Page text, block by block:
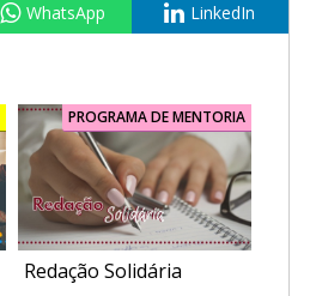
WhatsApp LinkedIn
PROGRAMA DE MENTORIA
Redação Solidária